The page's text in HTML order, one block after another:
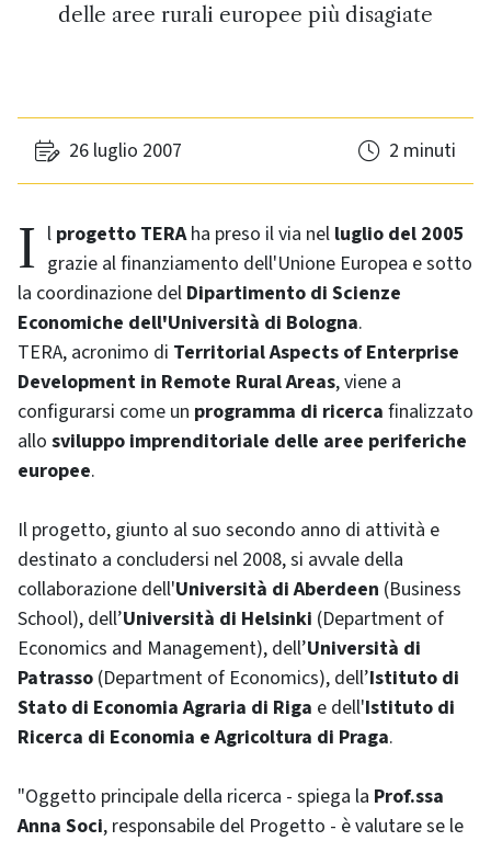
delle aree rurali europee più disagiate
26 luglio 2007 2 minuti
Il progetto TERAha preso il via nel luglio del 2005
grazie al finanziamento dell'Unione Europea e sotto
la coordinazione del Dipartimento di Scienze
Economiche dell'Università di Bologna.
TERA, acronimo di Territorial Aspects of Enterprise
Development in Remote Rural Areas, viene a
configurarsi come un programma di ricerca finalizzato
allo sviluppo imprenditoriale delle aree periferiche
europee.
Il progetto, giunto al suo secondo anno di attività e
destinato a concludersi nel 2008, si avvale della
collaborazione dell'Università diAberdeen (Business
School), dell’Università di Helsinki (Department of
Economics and Management), dell’Università di
Patrasso (Department of Economics), dell’Istituto di
Stato di Economia Agraria di Riga e dell'Istituto di
Ricerca di Economia e Agricoltura di Praga.
"Oggetto principale della ricerca - spiega la Prof.ssa
Anna Soci, responsabile del Progetto - è valutare se le